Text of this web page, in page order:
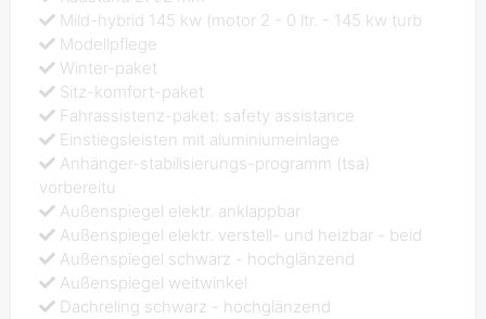
Mild-hybrid 145 kw (motor 2 - 0 ltr. - 145 kw turb
Modellpflege
Winter-paket
Sitz-komfort-paket
Fahrassistenz-paket: safety assistance
Einstiegsleisten mit aluminiumeinlage
Anhänger-stabilisierungs-programm (tsa)
vorbereitu
Außenspiegel elektr. anklappbar
Außenspiegel elektr. verstell- und heizbar - beid
Außenspiegel schwarz - hochglänzend
Außenspiegel weitwinkel
Dachreling schwarz - hochglänzend